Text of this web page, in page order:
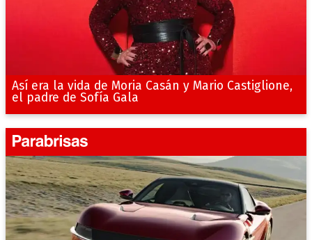
Así era la vida de Moria Casán y Mario Castiglione,
el padre de Sofía Gala